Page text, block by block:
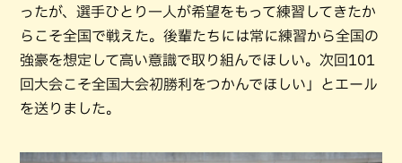
ったが、選手ひとり一人が希望をもって練習してきたか
らこそ全国で戦えた。後輩たちには常に練習から全国の
強豪を想定して高い意識で取り組んでほしい。次回101
回大会こそ全国大会初勝利をつかんでほしい」とエール
を送りました。